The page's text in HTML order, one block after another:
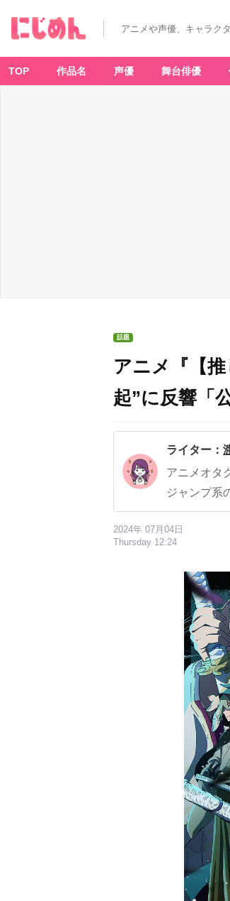
アニメや声優、キャラク
TOP 作品名 声優 舞台俳優
話題
アニメ『【
起”に反響「
ライター：
アニメオタ
ジャンプ系
2024年 07月04日
Thursday 12:24